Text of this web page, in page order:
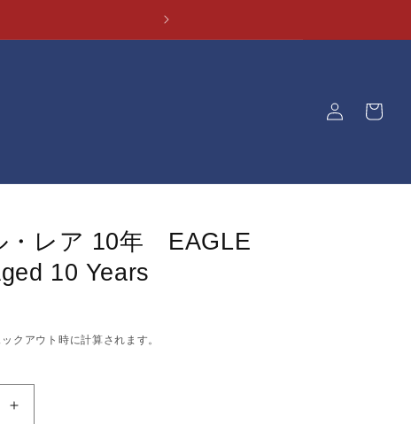
イ
ー
・レア 10年 EAGLE
10 Years
クアウト時に計算されます。
イ